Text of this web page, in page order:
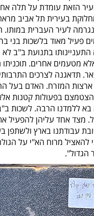
הזאת עומדת על תלה
בעירית תל אביב
לעיר העברית במותו.
פעיל מאוד בלשכות בני
התעניינותו בתנועת ב"ב
מטעמים אחרים. תוכניתו
תדאגנה לצרכים
ארצות המזרח. האדם בעל
בפעולות קטנות
ללמדנו הרבה. לשכות
מצד אחד עליהן להפעיל
עבודתנו בארץ ולשתפן
להאציל מרוח הא"י על
הגדול".